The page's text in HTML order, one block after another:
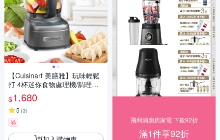
【Cuisinart 美膳雅】玩味輕鬆
打 4杯迷你食物處理機/調理機
ECH-4GMTW
$1,680
5 (3)
券 飛利浦廚房家電 下殺92折
滿1件享92折